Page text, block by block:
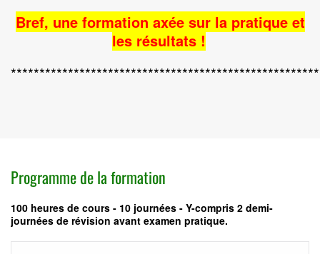
Bref, une formation axée sur la pratique et
les résultats !
Programme de la formation
100 heures de cours - 10 journées - Y-compris 2 demi-
journées de révision avant examen pratique.